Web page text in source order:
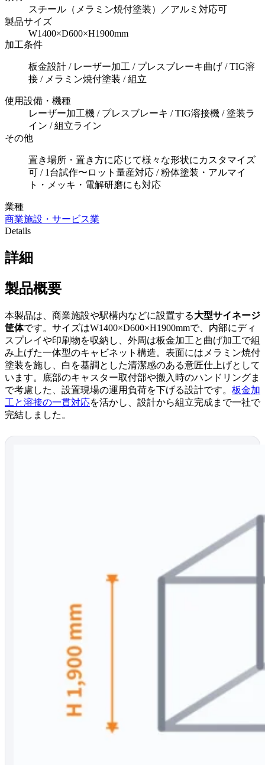
スチール（メラミン焼付塗装）／アルミ対応可
製品サイズ
W1400×D600×H1900mm
加工条件
板金設計 / レーザー加工 / プレスブレーキ曲げ / TIG溶
接 / メラミン焼付塗装 / 組立
使用設備・機種
レーザー加工機 / プレスブレーキ / TIG溶接機 / 塗装ラ
イン / 組立ライン
その他
置き場所・置き方に応じて様々な形状にカスタマイズ
可 / 1台試作〜ロット量産対応 / 粉体塗装・アルマイ
ト・メッキ・電解研磨にも対応
業種
商業施設・サービス業
Details
詳細
製品概要
本製品は、商業施設や駅構内などに設置する大型サイネージ
筐体です。サイズはW1400×D600×H1900mmで、内部にディ
スプレイや印刷物を収納し、外周は板金加工と曲げ加工で組
み上げた一体型のキャビネット構造。表面にはメラミン焼付
塗装を施し、白を基調とした清潔感のある意匠仕上げとして
います。底部のキャスター取付部や搬入時のハンドリングま
で考慮した、設置現場の運用負荷を下げる設計です。 板金加
工と溶接の一貫対応を活かし、設計から組立完成まで一社で
完結しました。